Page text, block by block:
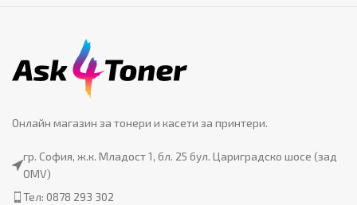
Онлайн магазин за тонери и касети за принтери.
гр. София, ж.к. Младост 1, бл. 25 бул. Цариградско шосе (зад
OMV)
Тел: 0878 293 302